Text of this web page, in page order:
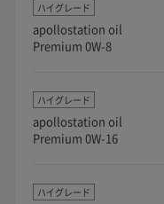
ハイグレード
apollostation oil
Premium 0W-8
ハイグレード
apollostation oil
Premium 0W-16
ハイグレード